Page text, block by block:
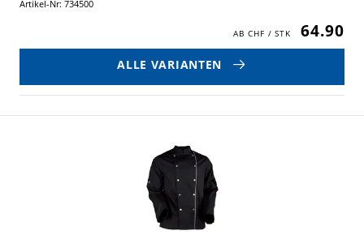
Artikel-Nr: 734500
64.90
ALLE VARIANTEN